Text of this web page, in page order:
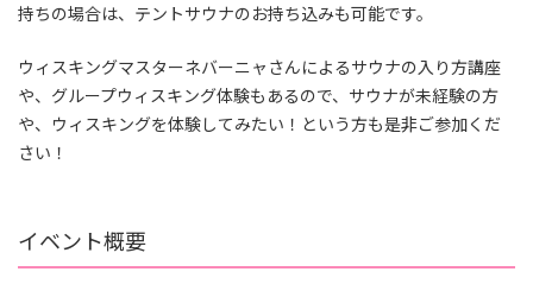
持ちの場合は、テントサウナのお持ち込みも可能です。
ウィスキングマスターネバーニャさんによるサウナの入り方講座
や、グループウィスキング体験もあるので、サウナが未経験の方
や、ウィスキングを体験してみたい！という方も是非ご参加くだ
さい！
イベント概要